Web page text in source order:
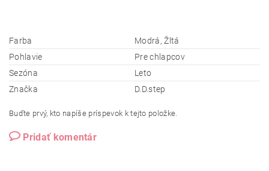
Farba
Modrá, Žltá
Pohlavie
Pre chlapcov
Sezóna
Leto
Značka
D.D.step
Buďte prvý, kto napíše príspevok k tejto položke.
Pridať komentár